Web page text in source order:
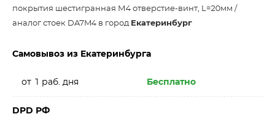
покрытия шестигранная М4 отверстие-винт, L=20мм /
аналог стоек DA7M4 в город Екатеринбург
Самовывоз из Екатеринбурга
от 1 раб. дня Бесплатно
DPD РФ